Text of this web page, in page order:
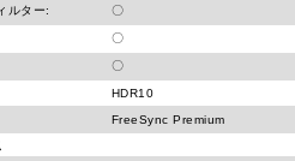
ルター: 〇
〇
〇
HDR10
FreeSync Premium